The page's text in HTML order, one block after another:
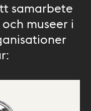
samarbete
museer i